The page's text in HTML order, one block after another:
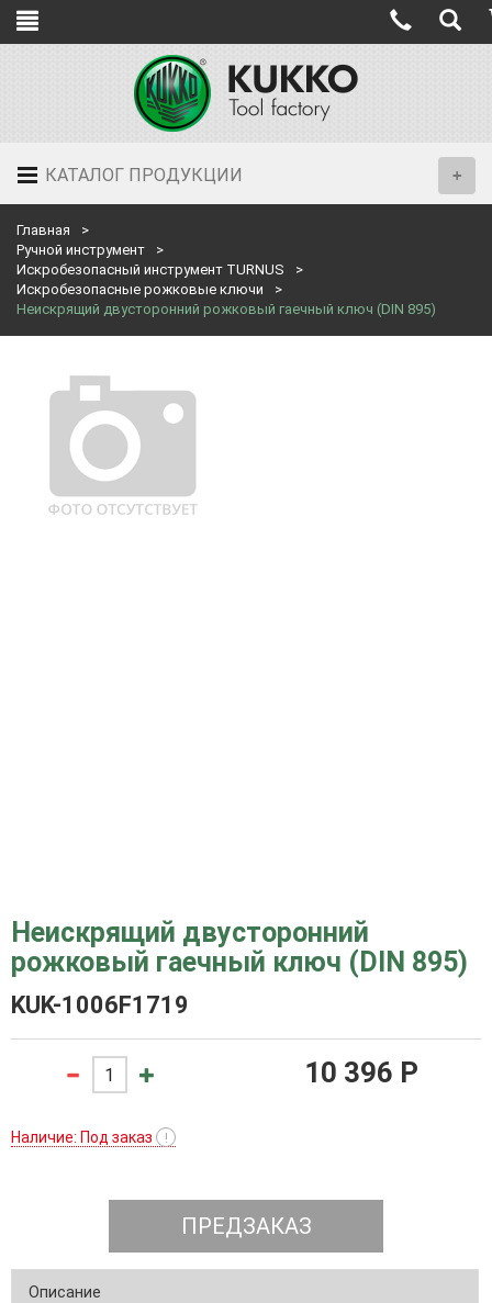
КАТАЛОГ ПРОДУКЦИИ
Главная
Ручной инструмент
Искробезопасный инструмент TURNUS
Искробезопасные рожковые ключи
Неискрящий двусторонний рожковый гаечный ключ (DIN 895)
Неискрящий двусторонний
рожковый гаечный ключ (DIN 895)
KUK-1006F1719
10 396 P
Наличие: Под заказ !
ПРЕДЗАКАЗ
Описание